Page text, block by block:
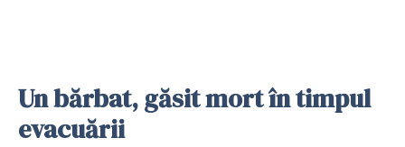
Un bărbat, găsit mort în timpul
evacuării